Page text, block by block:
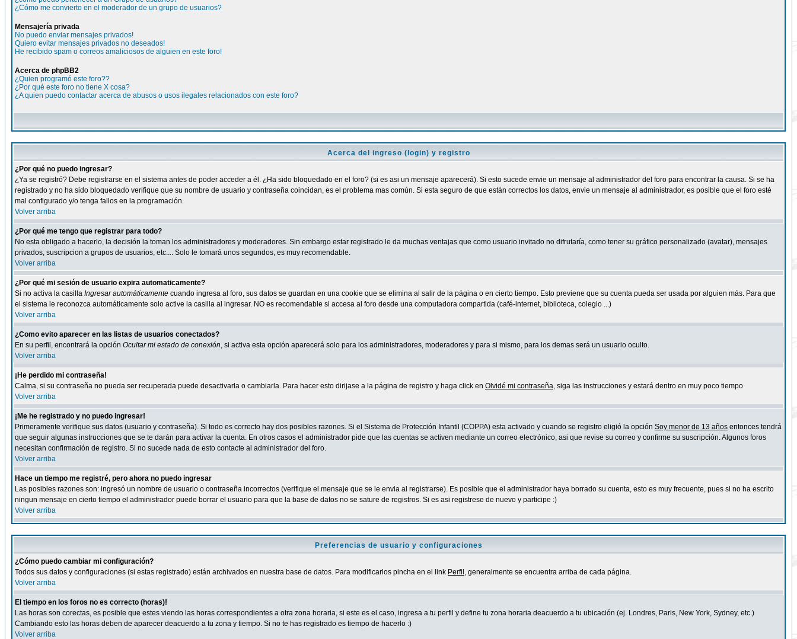
¿Cómo me convierto en el moderador de un grupo de usuarios?
Mensajería privada
No puedo enviar mensajes privados!
Quiero evitar mensajes privados no deseados!
He recibido spam o correos amaliciosos de alguien en este foro!
Acerca de phpBB2
¿Quien programó este foro??
¿Por qué este foro no tiene X cosa?
¿A quien puedo contactar acerca de abusos o usos ilegales relacionados con este foro?
Acerca del ingreso (login) y registro
¿Por qué no puedo ingresar?
¿Ya se registró? Debe registrarse en el sistema antes de poder acceder a él. ¿Ha sido bloquedado en el foro? (si es asi un mensaje aparecerá). Si esto sucede envie un mensaje al administrador del foro para encontrar la causa. Si se ha
registrado y no ha sido bloquedado verifique que su nombre de usuario y contraseña coincidan, es el problema mas común. Si esta seguro de que están correctos los datos, envie un mensaje al administrador, es posible que el foro esté
mal configurado y/o tenga fallos en la programación.
Volver arriba
¿Por qué me tengo que registrar para todo?
No esta obligado a hacerlo, la decisión la toman los administradores y moderadores. Sin embargo estar registrado le da muchas ventajas que como usuario invitado no difrutaría, como tener su gráfico personalizado (avatar), mensajes
privados, suscripcion a grupos de usuarios, etc.... Solo le tomará unos segundos, es muy recomendable.
Volver arriba
¿Por qué mi sesión de usuario expira automaticamente?
Si no activa la casilla Ingresar automáticamente cuando ingresa al foro, sus datos se guardan en una cookie que se elimina al salir de la página o en cierto tiempo. Esto previene que su cuenta pueda ser usada por alguien más. Para que
el sistema le reconozca automáticamente solo active la casilla al ingresar. NO es recomendable si accesa al foro desde una computadora compartida (café-internet, biblioteca, colegio ...)
Volver arriba
¿Como evito aparecer en las listas de usuarios conectados?
En su perfil, encontrará la opción Ocultar mi estado de conexión, si activa esta opción aparecerá solo para los administradores, moderadores y para si mismo, para los demas será un usuario oculto.
Volver arriba
¡He perdido mi contraseña!
Calma, si su contraseña no pueda ser recuperada puede desactivarla o cambiarla. Para hacer esto dirijase a la página de registro y haga click en Olvidé mi contraseña, siga las instrucciones y estará dentro en muy poco tiempo
Volver arriba
¡Me he registrado y no puedo ingresar!
Primeramente verifique sus datos (usuario y contraseña). Si todo es correcto hay dos posibles razones. Si el Sistema de Protección Infantil (COPPA) esta activado y cuando se registro eligió la opción Soy menor de 13 años entonces tendrá
que seguir algunas instrucciones que se te darán para activar la cuenta. En otros casos el administrador pide que las cuentas se activen mediante un correo electrónico, asi que revise su correo y confirme su suscripción. Algunos foros
necesitan confirmación de registro. Si no sucede nada de esto contacte al administrador del foro.
Volver arriba
Hace un tiempo me registré, pero ahora no puedo ingresar
Las posibles razones son: ingresó un nombre de usuario o contraseña incorrectos (verifique el mensaje que se le envia al registrarse). Es posible que el administrador haya borrado su cuenta, esto es muy frecuente, pues si no ha escrito
ningun mensaje en cierto tiempo el administrador puede borrar el usuario para que la base de datos no se sature de registros. Si es asi registrese de nuevo y participe :)
Volver arriba
Preferencias de usuario y configuraciones
¿Cómo puedo cambiar mi configuración?
Todos sus datos y configuraciones (si estas registrado) están archivados en nuestra base de datos. Para modificarlos pincha en el link Perfil , generalmente se encuentra arriba de cada página.
Volver arriba
El tiempo en los foros no es correcto (horas)!
Las horas son corectas, es posible que estes viendo las horas correspondientes a otra zona horaria, si este es el caso, ingresa a tu perfil y define tu zona horaria deacuerdo a tu ubicación (ej. Londres, Paris, New York, Sydney, etc.)
Cambiando esto las horas deben de aparecer deacuerdo a tu zona y tiempo. Si no te has registrado es tiempo de hacerlo :)
Volver arriba